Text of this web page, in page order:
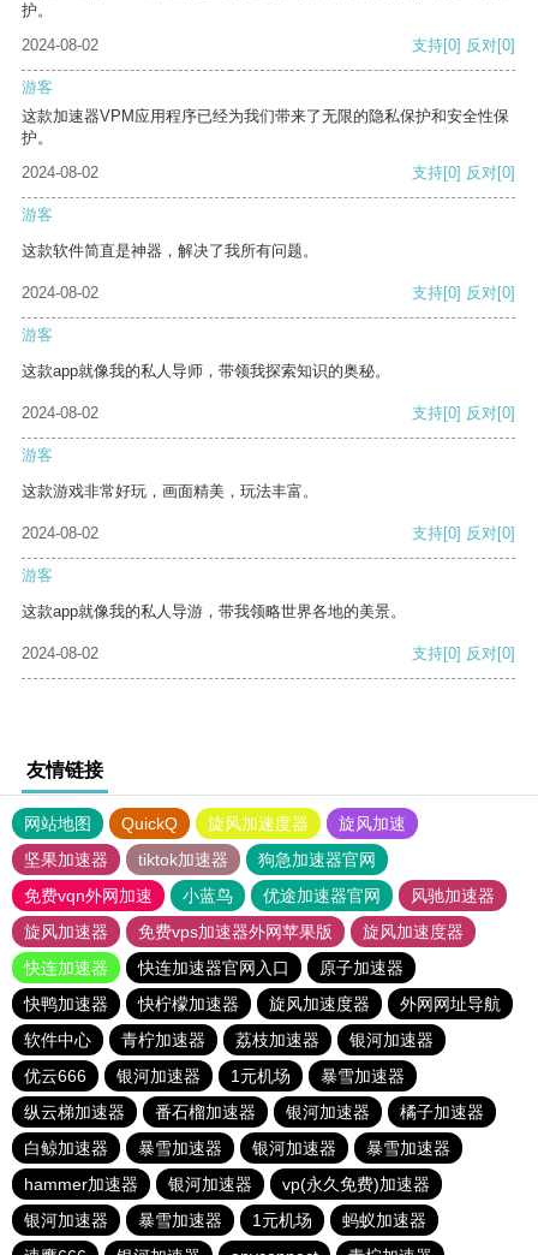
护。
2024-08-02
支持[0] 反对[0]
游客
这款加速器VPM应用程序已经为我们带来了无限的隐私保护和安全性保
护。
2024-08-02
支持[0] 反对[0]
游客
这款软件简直是神器，解决了我所有问题。
2024-08-02 支持[0] 反对[0]
游客
这款app就像我的私人导师，带领我探索知识的奥秘。
2024-08-02 支持[0] 反对[0]
游客
这款游戏非常好玩，画面精美，玩法丰富。
2024-08-02 支持[0] 反对[0]
游客
这款app就像我的私人导游，带我领略世界各地的美景。
2024-08-02 支持[0] 反对[0]
友情链接
网站地图 QuickQ 旋风加速度器
旋风加速
坚果加速器
tiktok加速器
狗急加速器官网
免费vqn外网加速
小蓝鸟 优途加速器官网
风驰加速器
旋风加速器
免费vps加速器外网苹果版
旋风加速度器
快连加速器
快连加速器官网入口
原子加速器
快鸭加速器
快柠檬加速器 旋风加速度器
外网网址导航
软件中心
青柠加速器 荔枝加速器
银河加速器
优云666
银河加速器 1元机场
暴雪加速器
纵云梯加速器
番石榴加速器 银河加速器
橘子加速器
白鲸加速器
暴雪加速器 银河加速器
暴雪加速器
hammer加速器
银河加速器
vp(永久免费)加速器
银河加速器
暴雪加速器 1元机场
蚂蚁加速器